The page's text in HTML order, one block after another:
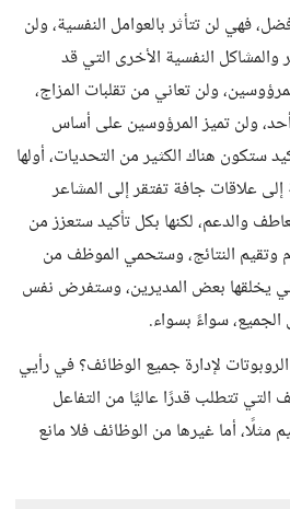
فهي لن تتأثر بالعوامل النفسية، ولن
والمشاكل النفسية الأخرى التي قد
ولن تعاني من تقلبات المزاج،
ولن تميز المرؤوسين على أساس
ستكون هناك الكثير من التحديات، أولها
إلى علاقات جافة تفتقر إلى المشاعر
والدعم، لكنها بكل تأكيد ستعزز من
وتقيم النتائج، وستحمي الموظف من
يخلقها بعض المديرين، وستفرض نفس
الجميع، سواءً بسواء.
لإدارة جميع الوظائف؟ في رأيي
التي تتطلب قدرًا عاليًا من التفاعل
مثلًا، أما غيرها من الوظائف فلا مانع